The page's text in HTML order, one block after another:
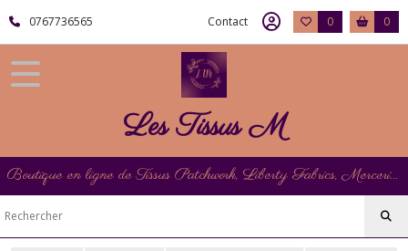
0767736565 Contact 0 0
Les Tissus M
Boutique en ligne de Tissus Patchwork, Liberty Fabrics, Mercerie et Matériel de Point de Croix